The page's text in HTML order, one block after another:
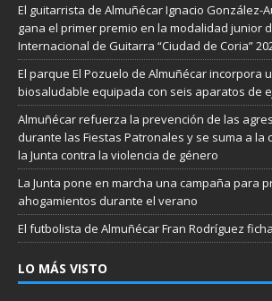
El guitarrista de Almuñécar Ignacio González-
gana el primer premio en la modalidad junior
Internacional de Guitarra “Ciudad de Coria”
El parque El Pozuelo de Almuñécar incorpora
biosaludable equipada con seis aparatos de
Almuñécar refuerza la prevención de las
durante las Fiestas Patronales y se suma a la
la Junta contra la violencia de género
La Junta pone en marcha una campaña para
ahogamientos durante el verano
El futbolista de Almuñécar Fran Rodríguez
LO MÁS VISTO